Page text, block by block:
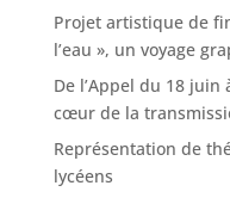
Projet artistique de
l’eau », un voyage
De l’Appel du 18 juin
cœur de la
Représentation de
lycéens